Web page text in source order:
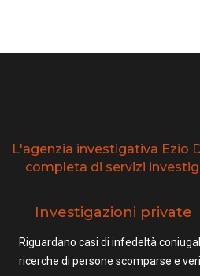
L'agenzia investigativa Ezio
completa di servizi
Investigazioni private
Riguardano casi di infedeltà
ricerche di persone scomparse e